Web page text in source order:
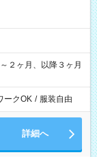
２ヶ月、以降３ヶ月
ークOK / 服装自由
詳細へ